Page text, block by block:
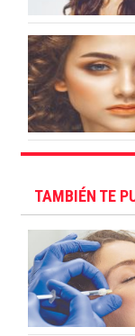
TAMBIÉN TE